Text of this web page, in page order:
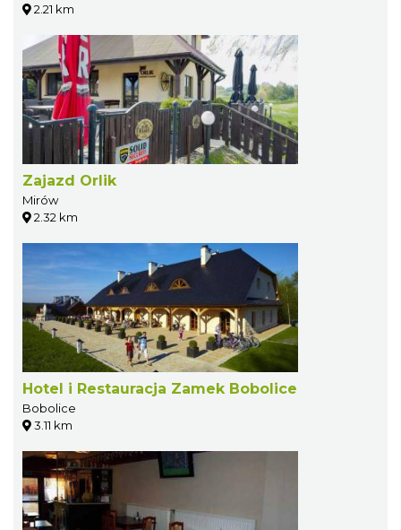
2.21 km
Zajazd Orlik
Mirów
2.32 km
Hotel i Restauracja Zamek Bobolice
Bobolice
3.11 km